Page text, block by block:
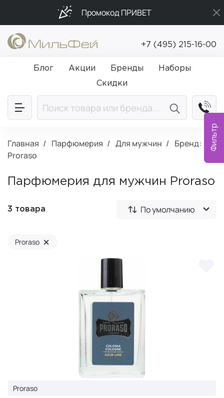
Фильтр
Промокод ПРИВЕТ
Подарки в каждый заказ от 5 000₽
Бесплатная доставка от 5 000₽
+7 (495) 215-16-00
Блог Акции Бренды
Наборы
Скидки
Главная Парфюмерия Для мужчин
Бренд:
Proraso
Парфюмерия для мужчин Proraso
3 товара По умолчанию
Proraso ×
Proraso